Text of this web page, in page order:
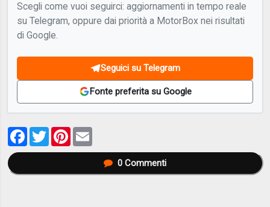
Scegli come vuoi seguirci: aggiornamenti in tempo reale
su Telegram, oppure dai priorità a MotorBox nei risultati
di Google.
Seguici su Telegram
Fonte preferita su Google
Facebook
TwitterPinterest
0Commenti